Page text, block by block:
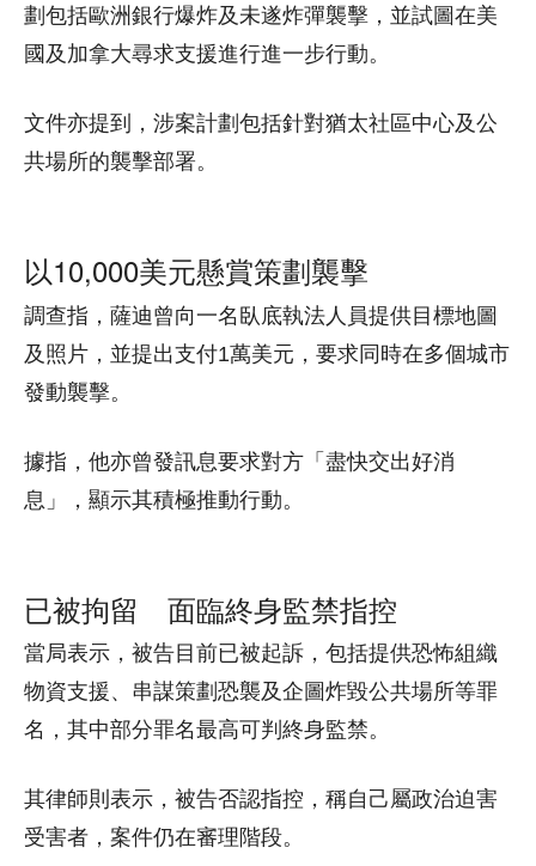
劃包括歐洲銀行爆炸及未遂炸彈襲擊，並試圖在美
國及加拿大尋求支援進行進一步行動。
文件亦提到，涉案計劃包括針對猶太社區中心及公
共場所的襲擊部署。
以10,000美元懸賞策劃襲擊
調查指，薩迪曾向一名臥底執法人員提供目標地圖
及照片，並提出支付1萬美元，要求同時在多個城市
發動襲擊。
據指，他亦曾發訊息要求對方「盡快交出好消
息」，顯示其積極推動行動。
已被拘留 面臨終身監禁指控
當局表示，被告目前已被起訴，包括提供恐怖組織
物資支援、串謀策劃恐襲及企圖炸毀公共場所等罪
名，其中部分罪名最高可判終身監禁。
其律師則表示，被告否認指控，稱自己屬政治迫害
受害者，案件仍在審理階段。